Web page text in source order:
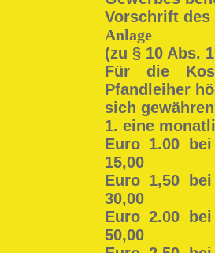
Vorschrift des
Anlage
(zu § 10 Abs.
Für die
Pfandleiher
sich
1. eine
Euro 1.00
15,00
Euro 1,50
30,00
Euro 2.00
50,00